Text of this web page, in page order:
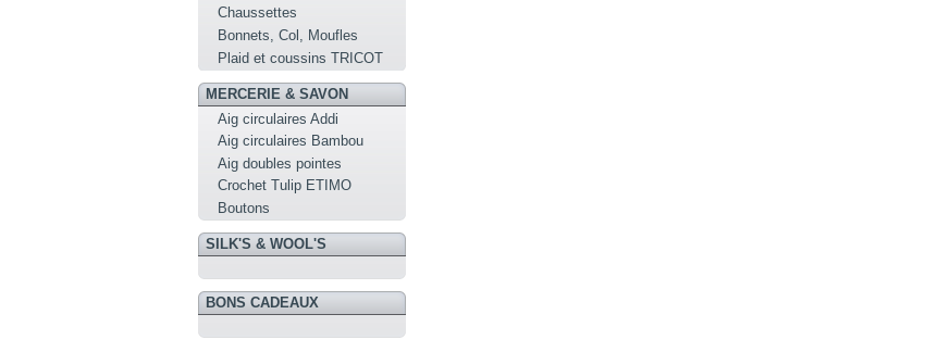
Chaussettes
Bonnets, Col, Moufles
Plaid et coussins TRICOT
MERCERIE & SAVON
Aig circulaires Addi
Aig circulaires Bambou
Aig doubles pointes
Crochet Tulip ETIMO
Boutons
SILK'S & WOOL'S
BONS CADEAUX